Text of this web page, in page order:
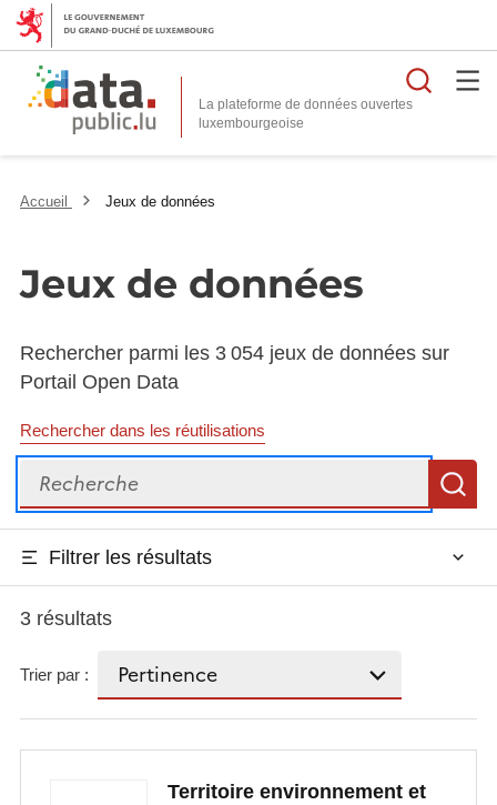
La plateforme de données ouvertes
Accueil Jeux de données
Jeux de données
Rechercher parmi les 3 054 jeux de données sur
Portail Open Data
Rechercher dans les réutilisations
Recherche
Filtrer les résultats
3 résultats
Trier par :
Territoire environnement et